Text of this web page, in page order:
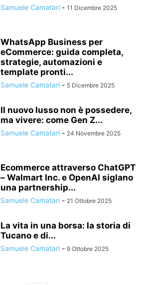
Samuele Camatari - 11 Dicembre 2025
WhatsApp Business per
eCommerce: guida completa,
strategie, automazioni e
template pronti...
Samuele Camatari - 5 Dicembre 2025
Il nuovo lusso non è possedere,
ma vivere: come Gen Z...
Samuele Camatari - 24 Novembre 2025
Ecommerce attraverso ChatGPT
– Walmart Inc. e OpenAI siglano
una partnership...
Samuele Camatari - 21 Ottobre 2025
La vita in una borsa: la storia di
Tucano e di...
Samuele Camatari - 9 Ottobre 2025